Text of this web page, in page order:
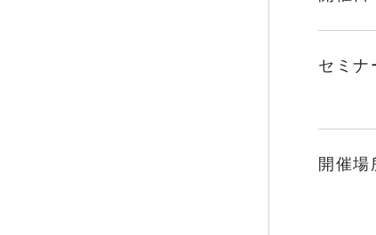
セミナ
開催場